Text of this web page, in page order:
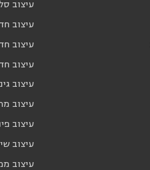
עיצוב
עיצוב
עיצוב
עיצוב
עיצוב
עיצוב
עיצוב
עיצוב
עיצוב